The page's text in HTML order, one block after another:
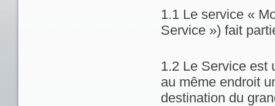
1.1 Le service «
Service ») fait
1.2 Le Service est
au même endroit
destination du